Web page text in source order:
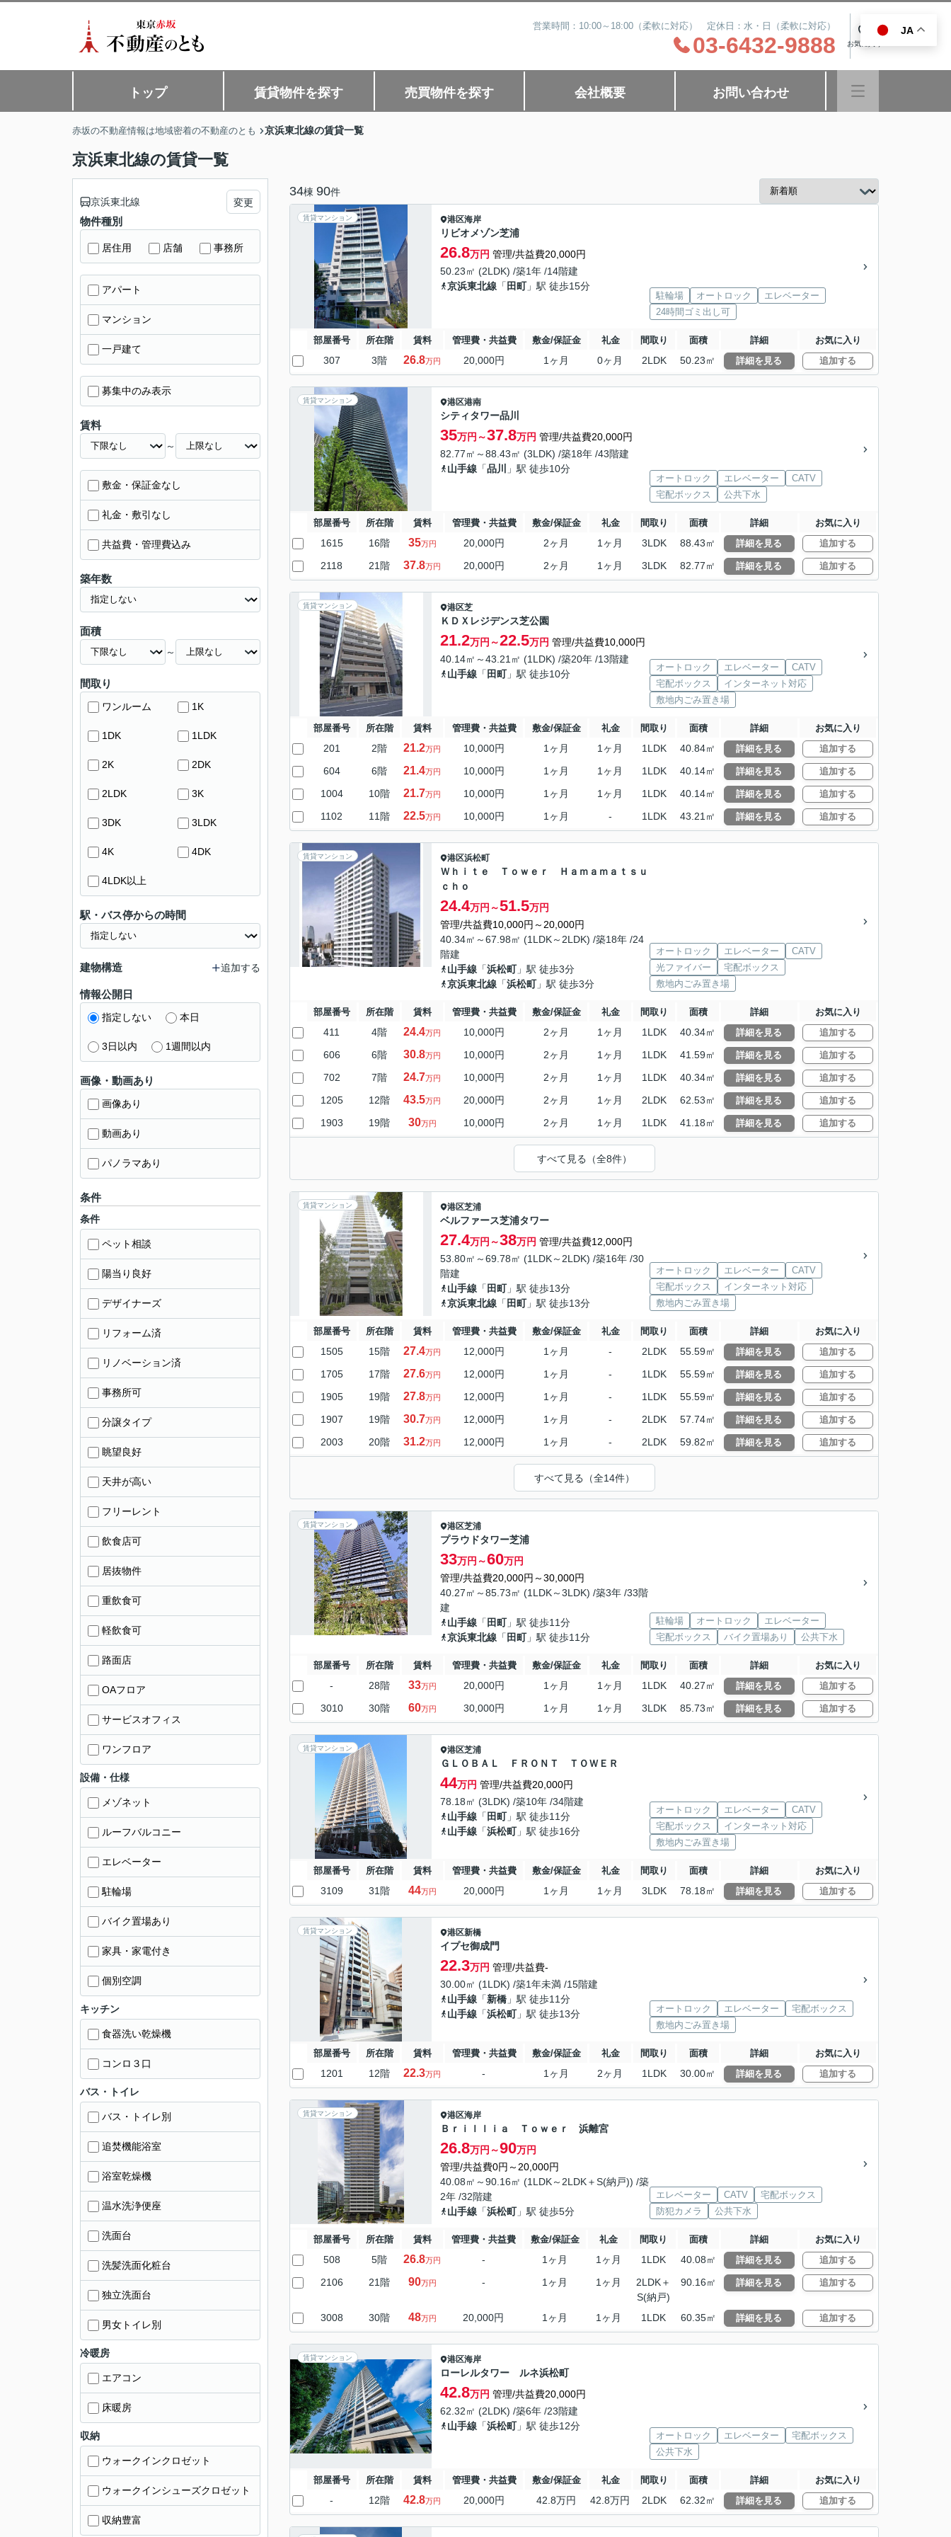
営業時間：10:00～18:00（柔軟に対応） 定休日：水・日（柔軟に対応）
03-6432-9888 お気に入り
トップ 賃貸物件を探す 売買物件を探す 会社概要 お問い合わせ
赤坂の不動産情報は地域密着の不動産のとも 京浜東北線の賃貸一覧
京浜東北線の賃貸一覧
34棟 90件
賃貸マンション 港区海岸
リビオメゾン芝浦
26.8万円 管理/共益費20,000円
50.23㎡ (2LDK) /築1年 /14階建
京浜東北線 「 田町」駅 徒歩15分
駐輪場 オートロック
エレベーター
24時間ゴミ出し可
部屋番号 所在階 賃料 管理費・共益費 敷金/保証金 礼金 間取り 面積 詳細 お気に入り
307 3階 26.8万円 20,000円 1ヶ月 0ヶ月 2LDK 50.23㎡ 詳細を見る 追加する
賃貸マンション 港区港南
シティタワー品川
35万円～37.8万円 管理/共益費20,000円
82.77㎡～88.43㎡ (3LDK) /築18年 /43階建
山手線 「品川 」駅 徒歩10分
オートロック エレベーター
CATV
宅配ボックス
公共下水
部屋番号 所在階 賃料 管理費・共益費 敷金/保証金 礼金 間取り 面積 詳細 お気に入り
1615 16階 35万円 20,000円 2ヶ月 1ヶ月 3LDK 88.43㎡ 詳細を見る 追加する
2118 21階 37.8万円 20,000円 2ヶ月 1ヶ月 3LDK 82.77㎡ 詳細を見る 追加する
賃貸マンション 港区芝
ＫＤＸレジデンス芝公園
21.2万円～22.5万円 管理/共益費10,000円
40.14㎡～43.21㎡ (1LDK) /築20年 /13階建
山手線 「 田町」駅 徒歩10分
オートロック エレベーター
CATV
宅配ボックス
インターネット対応
敷地内ごみ置き場
部屋番号 所在階 賃料 管理費・共益費 敷金/保証金 礼金 間取り 面積 詳細 お気に入り
201 2階 21.2万円 10,000円 1ヶ月 1ヶ月 1LDK 40.84㎡ 詳細を見る 追加する
604 6階 21.4万円 10,000円 1ヶ月 1ヶ月 1LDK 40.14㎡ 詳細を見る 追加する
1004 10階 21.7万円 10,000円 1ヶ月 1ヶ月 1LDK 40.14㎡ 詳細を見る 追加する
1102 11階 22.5万円 10,000円 1ヶ月 - 1LDK 43.21㎡ 詳細を見る 追加する
賃貸マンション 港区浜松町
Ｗｈｉｔｅ Ｔｏｗｅｒ Ｈａｍａｍａｔｓｕ
ｃｈｏ
24.4万円～51.5万円
管理/共益費10,000円～20,000円
40.34㎡～67.98㎡ (1LDK～2LDK) /築18年 /24
階建
山手線 「浜松町」駅 徒歩3分
京浜東北線 「浜松町」駅 徒歩3分
オートロック エレベーター
CATV
光ファイバー
宅配ボックス
敷地内ごみ置き場
部屋番号 所在階 賃料 管理費・共益費 敷金/保証金 礼金 間取り 面積 詳細 お気に入り
411 4階 24.4万円 10,000円 2ヶ月 1ヶ月 1LDK 40.34㎡ 詳細を見る 追加する
606 6階 30.8万円 10,000円 2ヶ月 1ヶ月 1LDK 41.59㎡ 詳細を見る 追加する
702 7階 24.7万円 10,000円 2ヶ月 1ヶ月 1LDK 40.34㎡ 詳細を見る 追加する
1205 12階 43.5万円 20,000円 2ヶ月 1ヶ月 2LDK 62.53㎡ 詳細を見る 追加する
1903 19階 30万円 10,000円 2ヶ月 1ヶ月 1LDK 41.18㎡ 詳細を見る 追加する
すべて見る（全8件）
賃貸マンション 港区芝浦
ベルファース芝浦タワー
27.4万円～38万円 管理/共益費12,000円
53.80㎡～69.78㎡ (1LDK～2LDK) /築16年 /30
階建
山手線 「 田町」駅 徒歩13分
京浜東北線 「 田町」駅 徒歩13分
オートロック エレベーター
CATV
宅配ボックス
インターネット対応
敷地内ごみ置き場
部屋番号 所在階 賃料 管理費・共益費 敷金/保証金 礼金 間取り 面積 詳細 お気に入り
1505 15階 27.4万円 12,000円 1ヶ月 - 2LDK 55.59㎡ 詳細を見る 追加する
1705 17階 27.6万円 12,000円 1ヶ月 - 1LDK 55.59㎡ 詳細を見る 追加する
1905 19階 27.8万円 12,000円 1ヶ月 - 1LDK 55.59㎡ 詳細を見る 追加する
1907 19階 30.7万円 12,000円 1ヶ月 - 2LDK 57.74㎡ 詳細を見る 追加する
2003 20階 31.2万円 12,000円 1ヶ月 - 2LDK 59.82㎡ 詳細を見る 追加する
すべて見る（全14件）
賃貸マンション 港区芝浦
プラウドタワー芝浦
33万円～60万円
管理/共益費20,000円～30,000円
40.27㎡～85.73㎡ (1LDK～3LDK) /築3年 /33階
建
山手線 「 田町」駅 徒歩11分
京浜東北線 「 田町」駅 徒歩11分
駐輪場 オートロック
エレベーター
宅配ボックス
バイク置場あり 公共下水
部屋番号 所在階 賃料 管理費・共益費 敷金/保証金 礼金 間取り 面積 詳細 お気に入り
- 28階 33万円 20,000円 1ヶ月 1ヶ月 1LDK 40.27㎡ 詳細を見る 追加する
3010 30階 60万円 30,000円 1ヶ月 1ヶ月 3LDK 85.73㎡ 詳細を見る 追加する
賃貸マンション 港区芝浦
ＧＬＯＢＡＬ ＦＲＯＮＴ ＴＯＷＥＲ
44万円 管理/共益費20,000円
78.18㎡ (3LDK) /築10年 /34階建
山手線 「 田町」駅 徒歩11分
山手線 「浜松町」駅 徒歩16分
オートロック エレベーター
CATV
宅配ボックス
インターネット対応
敷地内ごみ置き場
部屋番号 所在階 賃料 管理費・共益費 敷金/保証金 礼金 間取り 面積 詳細 お気に入り
3109 31階 44万円 20,000円 1ヶ月 1ヶ月 3LDK 78.18㎡ 詳細を見る 追加する
賃貸マンション 港区新橋
イプセ御成門
22.3万円 管理/共益費-
30.00㎡ (1LDK) /築1年未満 /15階建
山手線 「新橋 」駅 徒歩11分
山手線 「浜松町」駅 徒歩13分 オートロック エレベーター
宅配ボックス
敷地内ごみ置き場
部屋番号 所在階 賃料 管理費・共益費 敷金/保証金 礼金 間取り 面積 詳細 お気に入り
1201 12階 22.3万円 - 1ヶ月 2ヶ月 1LDK 30.00㎡ 詳細を見る 追加する
賃貸マンション 港区海岸
Ｂｒｉｌｌｉａ Ｔｏｗｅｒ 浜離宮
26.8万円～90万円
管理/共益費0円～20,000円
40.08㎡～90.16㎡ (1LDK～2LDK＋S(納戸)) /築
2年 /32階建
山手線 「浜松町」駅 徒歩5分
エレベーター CATV
宅配ボックス
防犯カメラ
公共下水
部屋番号 所在階 賃料 管理費・共益費 敷金/保証金 礼金 間取り 面積 詳細 お気に入り
508 5階 26.8万円 - 1ヶ月 1ヶ月 1LDK 40.08㎡ 詳細を見る 追加する
2106 21階 90万円 - 1ヶ月 1ヶ月
2LDK＋
S(納戸)
90.16㎡ 詳細を見る 追加する
3008 30階 48万円 20,000円 1ヶ月 1ヶ月 1LDK 60.35㎡ 詳細を見る 追加する
賃貸マンション 港区海岸
ローレルタワー ルネ浜松町
42.8万円 管理/共益費20,000円
62.32㎡ (2LDK) /築6年 /23階建
山手線 「浜松町」駅 徒歩12分
オートロック エレベーター
宅配ボックス
公共下水
部屋番号 所在階 賃料 管理費・共益費 敷金/保証金 礼金 間取り 面積 詳細 お気に入り
- 12階 42.8万円 20,000円 42.8万円 42.8万円 2LDK 62.32㎡ 詳細を見る 追加する
京浜東北線 変更
物件種別
居住用 店舗 事務所
アパート
マンション
一戸建て
募集中のみ表示
賃料
～
敷金・保証金なし
礼金・敷引なし
共益費・管理費込み
築年数
面積
～
間取り
ワンルーム 1K
1DK 1LDK
2K 2DK
2LDK 3K
3DK 3LDK
4K 4DK
4LDK以上
駅・バス停からの時間
建物構造 追加する
情報公開日
指定しない 本日
3日以内 1週間以内
画像・動画あり
画像あり
動画あり
パノラマあり
条件
条件
ペット相談
陽当り良好
デザイナーズ
リフォーム済
リノベーション済
事務所可
分譲タイプ
眺望良好
天井が高い
フリーレント
飲食店可
居抜物件
重飲食可
軽飲食可
路面店
OAフロア
サービスオフィス
ワンフロア
設備・仕様
メゾネット
ルーフバルコニー
エレベーター
駐輪場
バイク置場あり
家具・家電付き
個別空調
キッチン
食器洗い乾燥機
コンロ３口
バス・トイレ
バス・トイレ別
追焚機能浴室
浴室乾燥機
温水洗浄便座
洗面台
洗髪洗面化粧台
独立洗面台
男女トイレ別
冷暖房
エアコン
床暖房
収納
ウォークインクロゼット
ウォークインシューズクロゼット
収納豊富
JA